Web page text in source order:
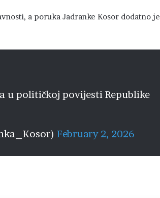
a poruka Jadranke Kosor dodatno je
u političkoj povijesti Republike
February 2, 2026